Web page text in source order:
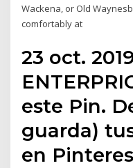
Wackena, or Old
comfortably at
23 oct.
este Pin.
guarda)
en